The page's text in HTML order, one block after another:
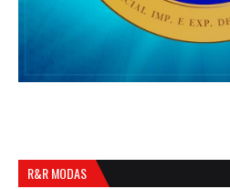
R&R MODAS